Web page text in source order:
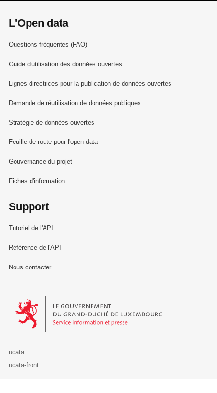
L'Open data
Questions fréquentes (FAQ)
Guide d'utilisation des données ouvertes
Lignes directrices pour la publication de données ouvertes
Demande de réutilisation de données publiques
Stratégie de données ouvertes
Feuille de route pour l'open data
Gouvernance du projet
Fiches d'information
Support
Tutoriel de l'API
Référence de l'API
Nous contacter
Le Gouvernement du Grand-Duché de Luxembourg - Service
udata
udata-front